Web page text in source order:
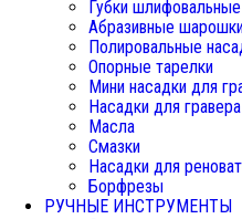
Губки шлифовальные
Абразивные
Полировальные
Опорные тарелки
Мини насадки для
Насадки для гравера
Масла
Смазки
Насадки для
Борфрезы
РУЧНЫЕ ИНСТРУМЕНТЫ